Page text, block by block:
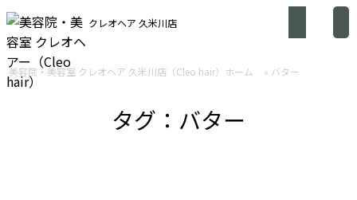
クレオヘア 久米川店
美容院・美容室 クレオヘア 久米川店（Cleo hair）ホーム » バター
タグ：バター